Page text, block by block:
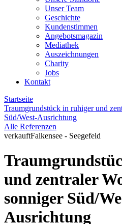
Unser Team
Geschichte
Kundenstimmen
Angebotsmagazin
Mediathek
Auszeichnungen
Charity
Jobs
Kontakt
Startseite
Traumgrundstück in ruhiger und
Süd/West-Ausrichtung
Alle Referenzen
verkauftFalkensee - Seegefeld
und zentraler
sonniger Süd/
Ausrichtung